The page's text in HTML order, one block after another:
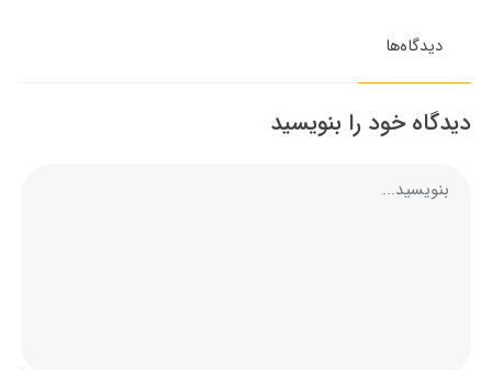
دیدگاه‌ها
دیدگاه خود را بنویسید